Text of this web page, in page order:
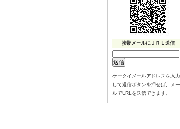
携帯メールにＵＲＬ送信
ケータイメールアドレスを入力
して送信ボタンを押せば、メー
ルでURLを送信できます。